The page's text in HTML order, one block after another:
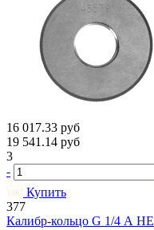
16 017.33 руб
19 541.14 руб
3
-
Купить
377
Калибр-кольцо G 1/4 А НЕ